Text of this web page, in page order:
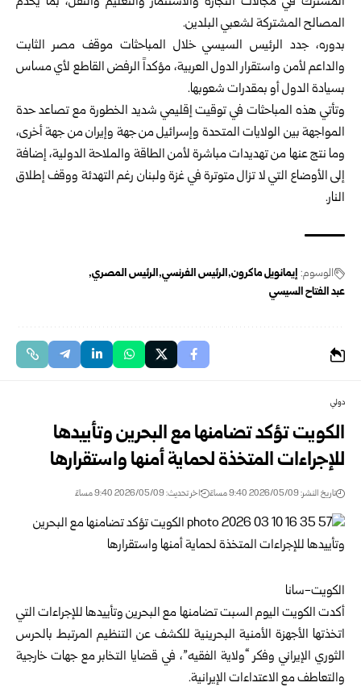
المصالح المشتركة لشعبي البلدين.
بدوره، جدد الرئيس السيسي خلال المباحثات موقف مصر الثابت
والداعم لأمن واستقرار الدول العربية، مؤكداً الرفض القاطع لأي مساس
بسيادة الدول أو بمقدرات شعوبها.
وتأتي هذه المباحثات في توقيت إقليمي شديد الخطورة مع تصاعد حدة
المواجهة بين الولايات المتحدة وإسرائيل من جهة وإيران من جهة أخرى،
وما نتج عنها من تهديدات مباشرة لأمن الطاقة والملاحة الدولية، إضافة
إلى الأوضاع التي لا تزال متوترة في غزة ولبنان رغم التهدئة ووقف إطلاق
النار.
الوسوم: إيمانويل ماكرون الرئيس الفرنسي الرئيس المصري
عبد الفتاح السيسي
دولي
الكويت تؤكد تضامنها مع البحرين وتأييدها
للإجراءات المتخذة لحماية أمنها واستقرارها
تاريخ النشر: 2026/05/09 9:40 مساءً اخر تحديث: 2026/05/09 9:40 مساءً
الكويت-سانا
أكدتالكويتاليوم السبت تضامنها معالبحرينوتأييدها للإجراءات التي
اتخذتها الأجهزة الأمنية البحرينية للكشف عن التنظيم المرتبط بالحرس
الثوري الإيراني وفكر “ولاية الفقيه”، في قضايا التخابر مع جهات خارجية
والتعاطف معالاعتداءات الإيرانية.